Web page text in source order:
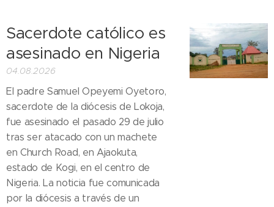
Sacerdote católico es
asesinado en Nigeria
04.08.2026
El padre Samuel Opeyemi Oyetoro,
sacerdote de la diócesis de Lokoja,
fue asesinado el pasado 29 de julio
tras ser atacado con un machete
en Church Road, en Ajaokuta,
estado de Kogi, en el centro de
Nigeria. La noticia fue comunicada
por la diócesis a través de un